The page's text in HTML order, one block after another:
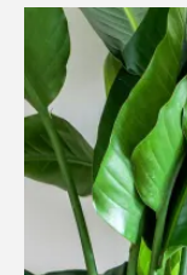
Thèmes
Service
Qui sommes-
NL